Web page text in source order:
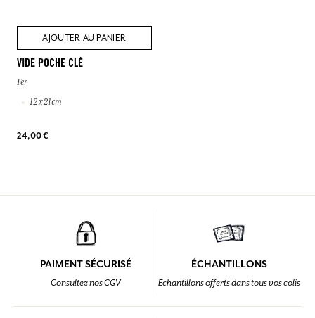
AJOUTER AU PANIER
VIDE POCHE CLÉ
Fer
12 x 21cm
24,00 €
PAIMENT SÉCURISÉ
Consultez nos CGV
ÉCHANTILLONS
Echantillons offerts dans tous vos colis